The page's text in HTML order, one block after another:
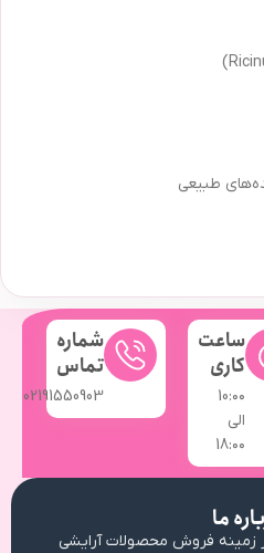
طبیعی
ساعت
کاری
10:۰۰
الی
18:۰۰
شماره
تماس
02191550903
ما
خود را از سال ۱۳۹۸ در زمینه فروش محصولات آرایشی